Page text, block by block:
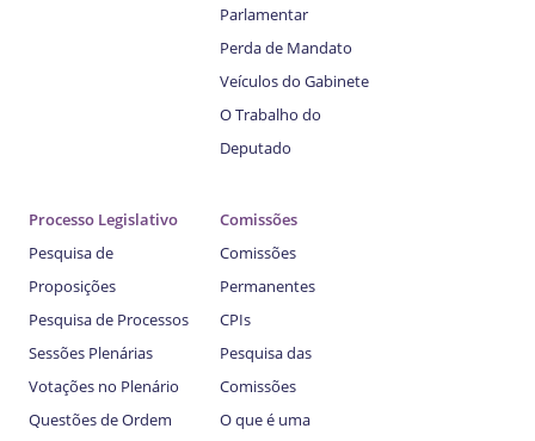
Parlamentar
Perda de Mandato
Veículos do Gabinete
O Trabalho do
Deputado
Processo Legislativo
Pesquisa de
Proposições
Pesquisa de Processos
Sessões Plenárias
Votações no Plenário
Questões de Ordem
Comissões
Comissões
Permanentes
CPIs
Pesquisa das
Comissões
O que é uma